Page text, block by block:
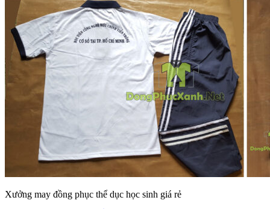
Xưởng may đồng phục thể dục học sinh giá rẻ